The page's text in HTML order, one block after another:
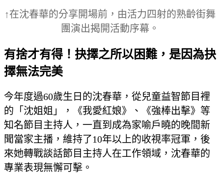
↑在沈春華的分享開場前，由活力四射的熟齡街舞
團演出揭開活動序幕。
有捨才有得！抉擇之所以困難，是因為抉
擇無法完美
今年度過60歲生日的沈春華，從兒童益智節目裡
的「沈姐姐」，《我愛紅娘》、《強棒出擊》等
知名節目主持人，一直到成為家喻戶曉的晚間新
聞當家主播，維持了10年以上的收視率冠軍，後
來她轉戰談話節目主持人在工作領域，沈春華的
專業表現無懈可擊。